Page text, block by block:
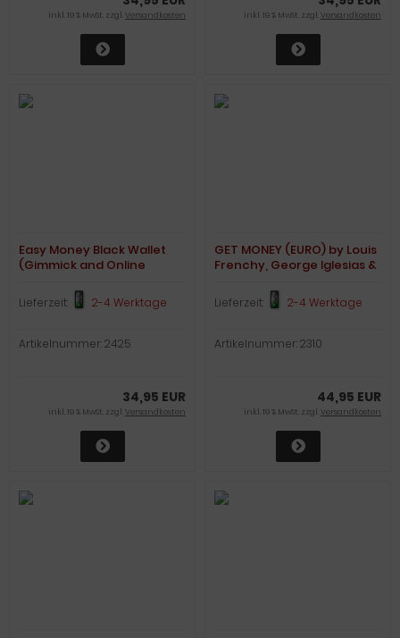
inkl. 19 % MwSt. zzgl.Versandkosten inkl. 19 % MwSt. zzgl.Versandkosten
Easy Money Black Wallet
(Gimmick and Online
Kennard
Lieferzeit: 2-4 Werktage
Artikelnummer: 2425
34,95 EUR
inkl. 19 % MwSt. zzgl.Versandkosten
GET MONEY (EURO) by Louis
Frenchy, George Iglesias &
Lieferzeit: 2-4 Werktage
Artikelnummer: 2310
44,95 EUR
inkl. 19 % MwSt. zzgl.Versandkosten